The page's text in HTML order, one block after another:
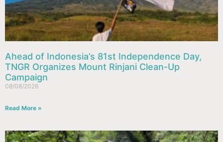
Ahead of Indonesia’s 81st Independence Day,
TNGR Organizes Mount Rinjani Clean-Up
Campaign
08/08/2026
Read More »